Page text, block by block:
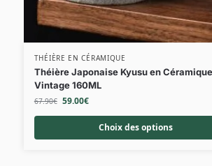
THÉIÈRE EN CÉRAMIQUE
Théière Japonaise Kyusu en Céramique
Vintage 160ML
67.90€ 59.00€
Choix des options